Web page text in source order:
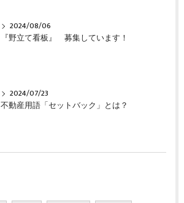
2024/08/06
『野立て看板』 募集しています！
2024/07/23
不動産用語「セットバック」とは？